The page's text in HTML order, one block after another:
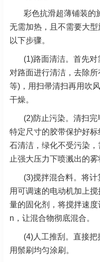
彩色抗滑超薄铺装的
无需加热，且不需要大
以下步骤。
(1)路面清洁。首先
对路面进行清洁，去除
等)，用扫帚清扫再用吹
干燥。
(2)防止污染。清扫
特定尺寸的胶带保护好
石清洁，绿化不受污染
止强大压力下喷溅出的雾
(3)搅拌混合料。将计
用可调速的电动机加上
量的固化剂，将搅拌速
n，让混合物彻底混合。
(4)人工推刮。直接把
用鬃刷均匀涂刷。